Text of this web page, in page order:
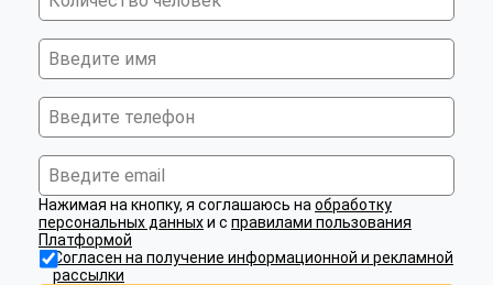
Нажимая на кнопку, я соглашаюсь на обработку
персональных данныхи с правилами пользования
Платформой
Согласен на получение информационной и рекламной
рассылки